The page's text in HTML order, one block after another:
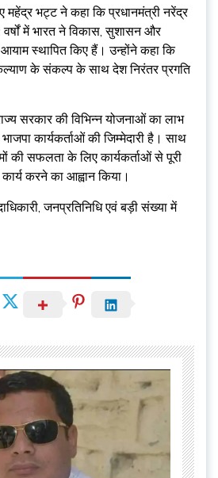
भट्ट ने कहा कि प्रधानमंत्री नरेंद्र
में भारत ने विकास, सुशासन और
स्थापित किए हैं। उन्होंने कहा कि
के संकल्प के साथ देश निरंतर प्रगति
सरकार की विभिन्न योजनाओं का लाभ
कार्यकर्ताओं की जिम्मेदारी है। साथ
की सफलता के लिए कार्यकर्ताओं से पूरी
करने का आह्वान किया।
जनप्रतिनिधि एवं बड़ी संख्या में